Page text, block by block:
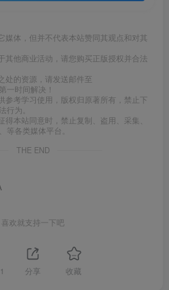
媒体，但并不代表本站赞同其观点和对其
其他商业活动，请您购买正版授权并合法
处的资源，请发送邮件至
一时间解决！
参考学习使用，版权归原著所有，禁止下
行为。
本站同意时，禁止复制、盗用、采集、
等各类媒体平台。
THE END
喜欢就支持一下吧
分享 收藏